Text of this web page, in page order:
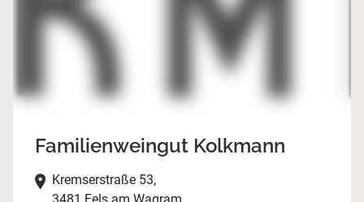
Familienweingut Kolkmann
Kremserstraße 53,